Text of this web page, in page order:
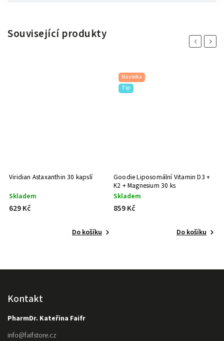
Související produkty
Previous
Viridian Astaxanthin 30 kapslí
Skladem
629 Kč
Do košíku
Novinka
Tip
Goodie Liposomální Vitamin D3 +
K2 + Magnesium 30 ks
Skladem
859 Kč
Do košíku
Next
Kontakt
PharmDr. Kateřina Faifr
info@faifstore.cz